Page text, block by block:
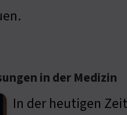
in der Medizin
In der heutigen